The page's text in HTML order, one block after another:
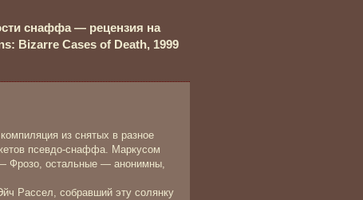
снаффа — рецензия на
Bizarre Cases of Death, 1999
из снятых в разное
псевдо-снаффа. Маркусом
Фрозо, остальные — анонимны,
Рассел, собравший эту солянку